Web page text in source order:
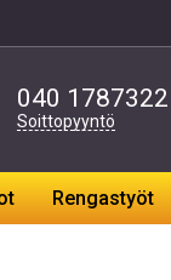
040 1787322
Soittopyyntö
Rengastyöt